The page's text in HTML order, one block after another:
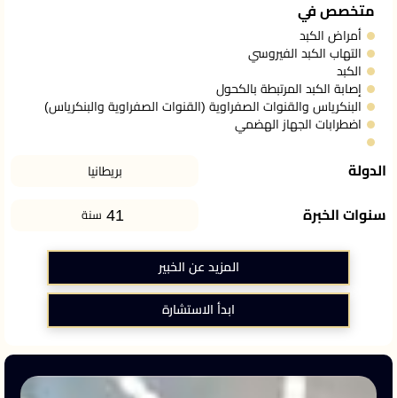
متخصص في
أمراض الكبد
التهاب الكبد الفيروسي
الكبد
إصابة الكبد المرتبطة بالكحول
البنكرياس والقنوات الصفراوية (القنوات الصفراوية والبنكرياس)
اضطرابات الجهاز الهضمي
الدولة بريطانيا
سنوات الخبرة 41 سنة
المزيد عن الخبير
ابدأ الاستشارة